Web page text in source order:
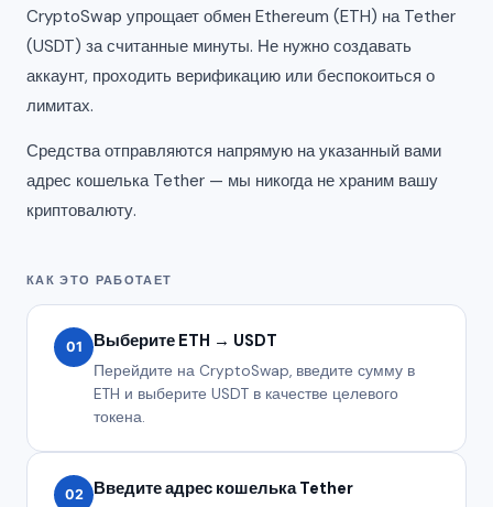
CryptoSwap упрощает обмен Ethereum (ETH) на Tether
(USDT) за считанные минуты. Не нужно создавать
аккаунт, проходить верификацию или беспокоиться о
лимитах.
Средства отправляются напрямую на указанный вами
адрес кошелька Tether — мы никогда не храним вашу
криптовалюту.
КАК ЭТО РАБОТАЕТ
01 Выберите ETH → USDT
Перейдите на CryptoSwap, введите сумму в
ETH и выберите USDT в качестве целевого
токена.
02 Введите адрес кошелька Tether